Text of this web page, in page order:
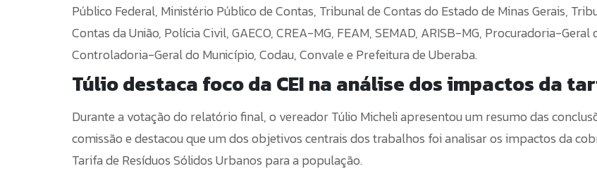
Público Federal, Ministério Público de Contas, Tribunal de Contas do Estado de Minas Gerais,
Contas da União, Polícia Civil, GAECO, CREA-MG, FEAM, SEMAD, ARISB-MG, Procuradoria-Geral
Controladoria-Geral do Município, Codau, Convale e Prefeitura de Uberaba.
Túlio destaca foco da CEI na análise dos impactos da
Durante a votação do relatório final, o vereador Túlio Micheli apresentou um resumo das
comissão e destacou que um dos objetivos centrais dos trabalhos foi analisar os impactos da
Tarifa de Resíduos Sólidos Urbanos para a população.